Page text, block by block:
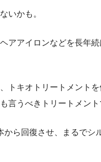
いかも。
アアイロンなどを長年
トキオトリートメント
言うべきトリートメント
ら回復させ、まるでシ